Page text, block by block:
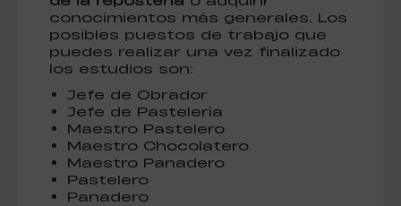
conocimientos más generales. Los
posibles puestos de trabajo que
puedes realizar una vez finalizado
los estudios son:
Jefe de Obrador
Jefe de Pastelería
Maestro Pastelero
Maestro Chocolatero
Maestro Panadero
Pastelero
Panadero